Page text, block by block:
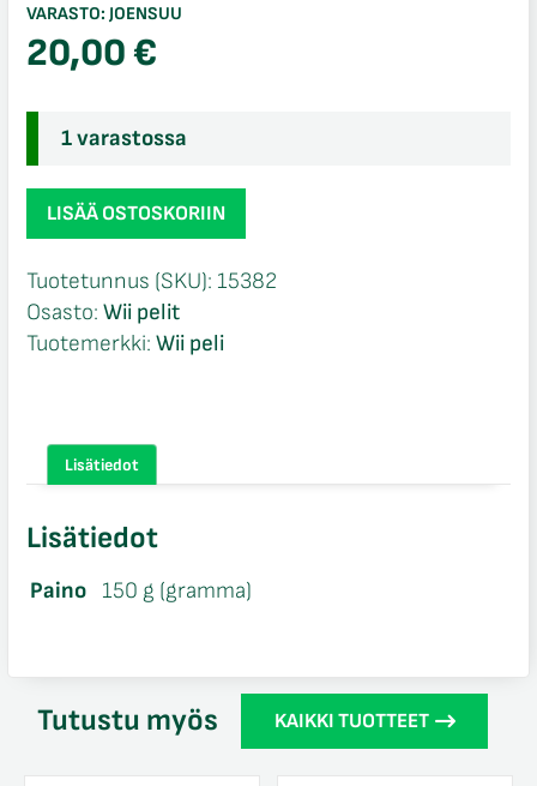
VARASTO: JOENSUU
20,00€
1 varastossa
Sim
City
CIB
Wii
määrä
LISÄÄ OSTOSKORIIN
Tuotetunnus (SKU): 15382
Osasto: Wii pelit
Tuotemerkki: Wii peli
Lisätiedot
Lisätiedot
Paino 150 g (gramma)
Tutustu myös KAIKKI TUOTTEET